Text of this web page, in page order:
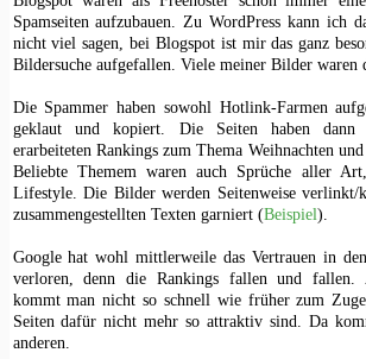
Spamseiten aufzubauen. Zu WordPress kann ich
nicht viel sagen, bei Blogspot ist mir das ganz
Bildersuche aufgefallen. Viele meiner Bilder waren
Die Spammer haben sowohl Hotlink-Farmen
geklaut und kopiert. Die Seiten haben dann
erarbeiteten Rankings zum Thema Weihnachten
Beliebte Themem waren auch Sprüche aller
Lifestyle. Die Bilder werden Seitenweise verlinkt/
zusammengestellten Texten garniert (Beispiel).
Google hat wohl mittlerweile das Vertrauen in
verloren, denn die Rankings fallen und fallen.
kommt man nicht so schnell wie früher zum
Seiten dafür nicht mehr so attraktiv sind. Da
anderen.